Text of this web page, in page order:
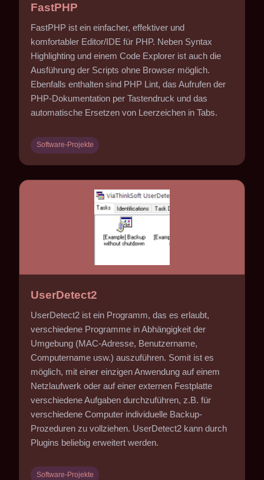
FastPHP
FastPHP ist ein einfacher, effektiver und
komfortabler Editor/IDE für PHP. Neben Syntax
Highlighting und einem Code Explorer ist auch die
Ausführung der Scripts ohne Browser möglich.
Ebenfalls enthalten sind PHP Lint, das Aufrufen der
PHP-Dokumentation per Tastendruck und das
automatische Ersetzen von Leerzeichen in Tabs.
Software-Projekte
UserDetect2
UserDetect2 ist ein Programm, das es erlaubt,
verschiedene Programme in Abhängigkeit der
Umgebung (MAC-Adresse, Benutzername,
Computername usw.) auszuführen. Somit ist es
möglich, mit einer einzigen Anwendung auf einem
Netzlaufwerk oder auf einer externen Festplatte
verschiedene Aufgaben durchzuführen, z.B. für
verschiedene Computer individuelle Backup-
Prozeduren zu vollziehen. UserDetect2 kann durch
Plugins beliebig erweitert werden.
Software-Projekte